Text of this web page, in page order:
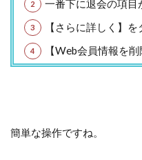
一番下に退会の項目
【さらに詳しく】を
【Web会員情報を
簡単な操作ですね。